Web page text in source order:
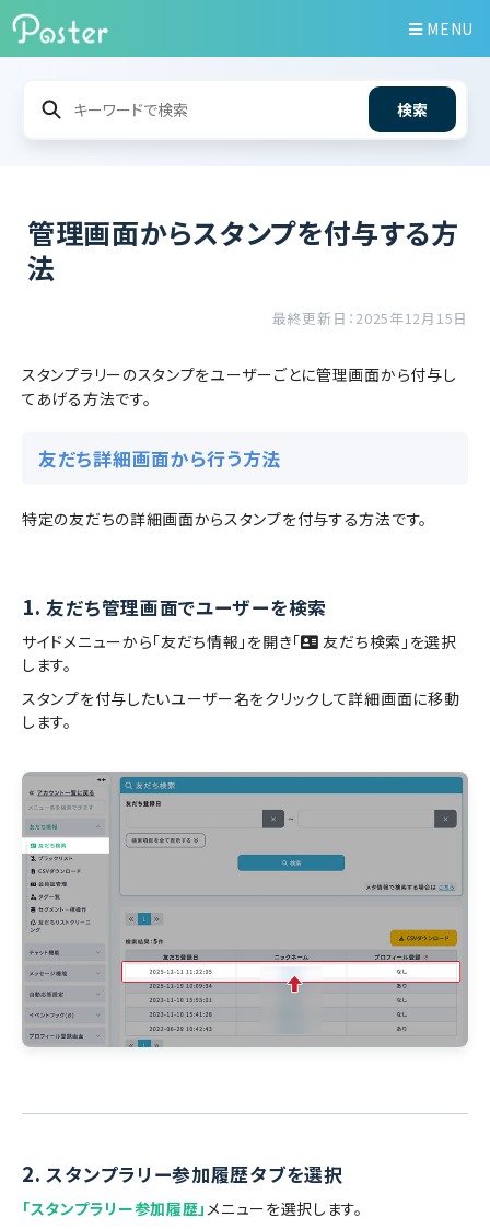
MENU
検索
管理画面からスタンプを付与する方
法
最終更新日：2025年12月15日
スタンプラリーのスタンプをユーザーごとに管理画面から付与し
てあげる方法です。
友だち詳細画面から行う方法
特定の友だちの詳細画面からスタンプを付与する方法です。
1. 友だち管理画面でユーザーを検索
サイドメニューから「友だち情報」を開き「
友だち検索」を選択
します。
スタンプを付与したいユーザー名をクリックして詳細画面に移動
します。
2. スタンプラリー参加履歴タブを選択
「スタンプラリー参加履歴」 メニューを選択します。